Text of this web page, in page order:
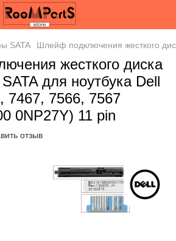
SATA Шлейф подключения жесткого
жесткого диска
для ноутбука Dell
7467, 7566, 7567
0NP27Y) 11 pin
отзыв